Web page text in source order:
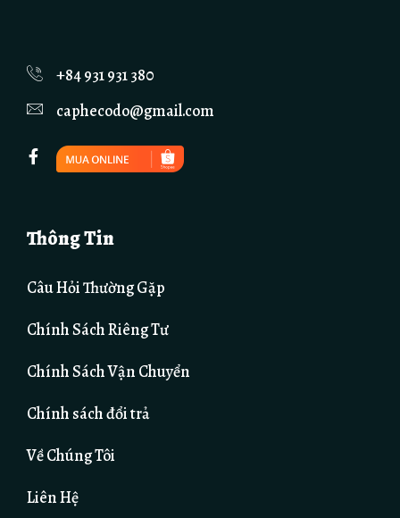
+84 931 931 380
caphecodo@gmail.com
Thông Tin
Câu Hỏi Thường Gặp
Chính Sách Riêng Tư
Chính Sách Vận Chuyển
Chính sách đổi trả
Về Chúng Tôi
Liên Hệ